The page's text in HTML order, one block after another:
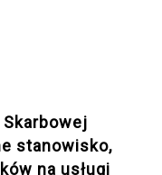
stanowisko,
na usługi